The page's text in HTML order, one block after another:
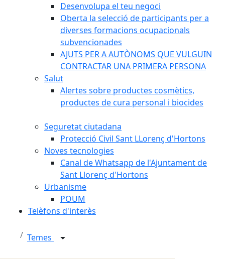
Desenvolupa el teu negoci
Oberta la selecció de participants per a
diverses formacions ocupacionals
subvencionades
AJUTS PER A AUTÒNOMS QUE VULGUIN
CONTRACTAR UNA PRIMERA PERSONA
Salut
Alertes sobre productes cosmètics,
productes de cura personal i biocides
Seguretat ciutadana
Protecció Civil Sant LLorenç d'Hortons
Noves tecnologies
Canal de Whatsapp de l'Ajuntament de
Sant Llorenç d'Hortons
Urbanisme
POUM
Telèfons d'interès
Temes